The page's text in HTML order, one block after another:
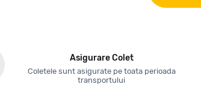
Asigurare Colet
Coletele sunt asigurate pe toata perioada
transportului